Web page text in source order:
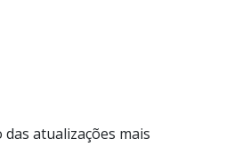
atualizações mais